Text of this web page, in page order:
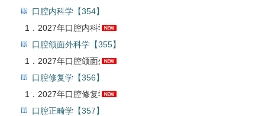
口腔内科学【354】
1． 2027年口腔内科学中级职称考试题库【章节题库＋模拟试题＋冲刺试卷】AI讲解
口腔颌面外科学【355】
1． 2027年口腔颌面外科学中级职称考试题库【章节题库＋模拟试题】AI讲解
口腔修复学【356】
1． 2027年口腔修复学中级职称考试题库【章节题库＋模拟试题】AI讲解
口腔正畸学【357】